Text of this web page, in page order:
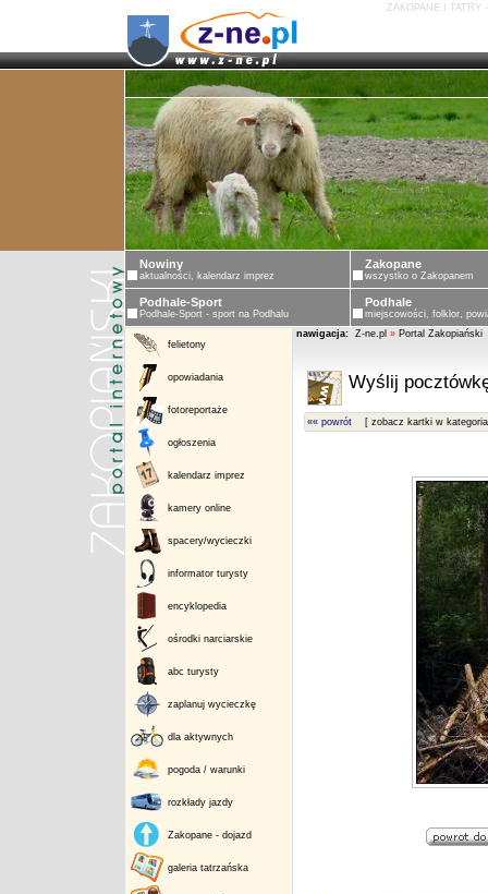
ZAKOPANE I TATRY
ZAKOPANE - PORTAL
Nowiny
aktualności, kalendarz imprez
Zakopane
wszystko o Zakopanem
Podhale-Sport
Podhale-Sport - sport na Podhalu
Podhale
miejscowości, folklor,
felietony
opowiadania
fotoreportaże
ogłoszenia
kalendarz imprez
kamery online
spacery/wycieczki
informator turysty
encyklopedia
ośrodki narciarskie
abc turysty
zaplanuj wycieczkę
dla aktywnych
pogoda / warunki
rozkłady jazdy
Zakopane - dojazd
galeria tatrzańska
nawigacja: Z-ne.pl » Portal Zakopiański
Wyślij
«« powrót [ zobacz kartki w